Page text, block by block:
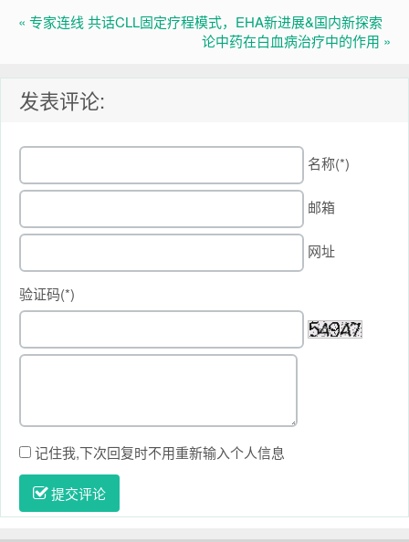
« 专家连线 共话CLL固定疗程模式，EHA新进展&国内新探索
论中药在白血病治疗中的作用 »
发表评论:
名称(*)
邮箱
网址
验证码(*)
记住我,下次回复时不用重新输入个人信息
提交评论